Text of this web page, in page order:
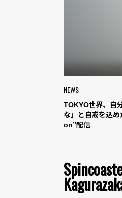
NEWS
TOKYO世界、自
な」と自戒を込
on”配信